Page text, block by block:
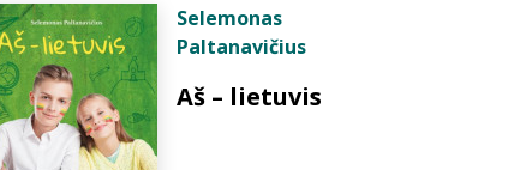
Selemonas
Paltanavičius
Aš – lietuvis